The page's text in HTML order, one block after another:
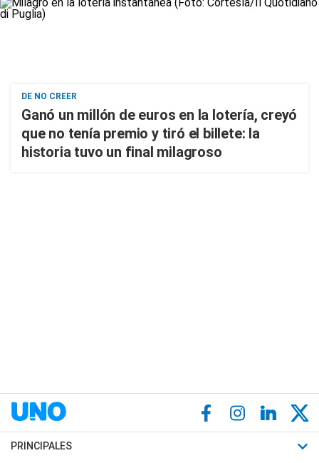
DE NO CREER
Ganó un millón de euros en la lotería, creyó
que no tenía premio y tiró el billete: la
historia tuvo un final milagroso
PRINCIPALES